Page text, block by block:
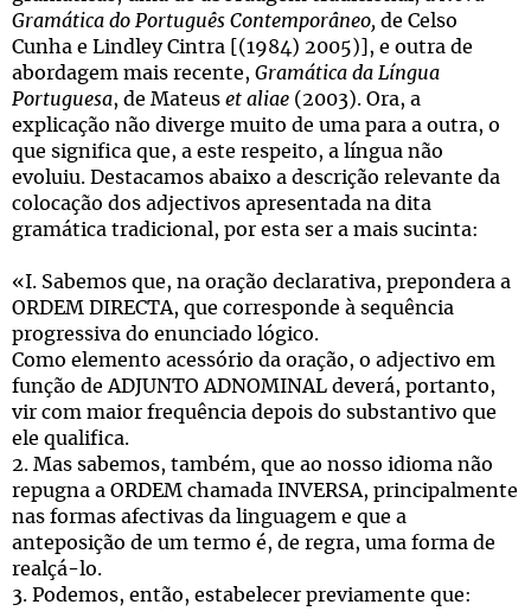
Gramática do Português Contemporâneo, de Celso
Cunha e Lindley Cintra [(1984) 2005)], e outra de
abordagem mais recente, Gramática da Língua
Portuguesa, de Mateus et aliae (2003). Ora, a
explicação não diverge muito de uma para a outra, o
que significa que, a este respeito, a língua não
evoluiu. Destacamos abaixo a descrição relevante da
colocação dos adjectivos apresentada na dita
gramática tradicional, por esta ser a mais sucinta:
«I. Sabemos que, na oração declarativa, prepondera a
ORDEM DIRECTA, que corresponde à sequência
progressiva do enunciado lógico.
Como elemento acessório da oração, o adjectivo em
função de ADJUNTO ADNOMINAL deverá, portanto,
vir com maior frequência depois do substantivo que
ele qualifica.
2. Mas sabemos, também, que ao nosso idioma não
repugna a ORDEM chamada INVERSA, principalmente
nas formas afectivas da linguagem e que a
anteposição de um termo é, de regra, uma forma de
realçá-lo.
3. Podemos, então, estabelecer previamente que: